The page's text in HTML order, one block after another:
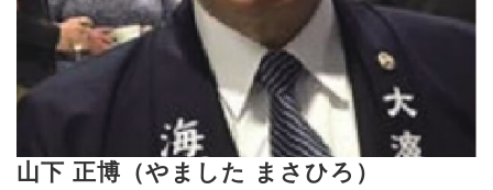
山下 正博（やました まさひろ）